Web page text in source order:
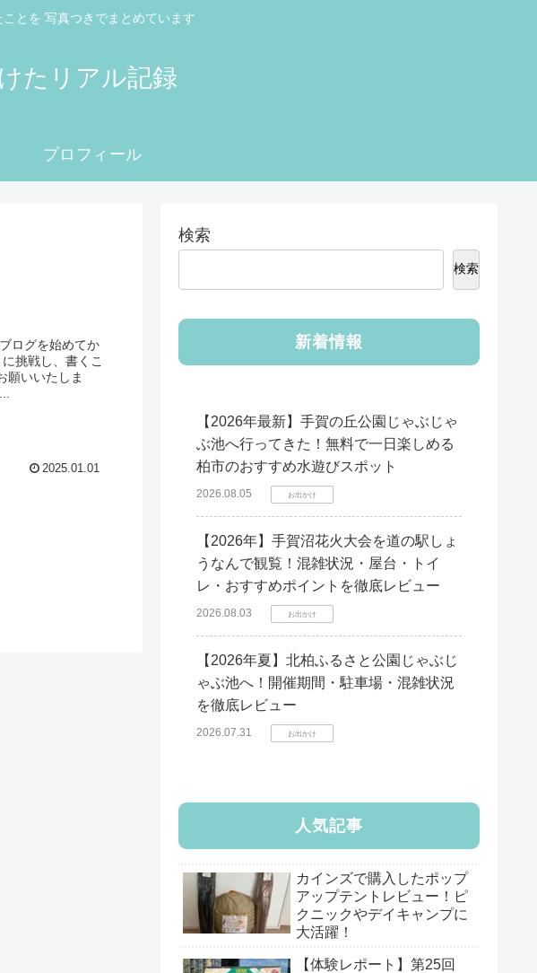
とを 写真つきでまとめています
たリアル記録
プロフィール
ログを始めてか
挑戦し、書くこ
願いいたしま
2025.01.01
検索
検索
新着情報
【2026年最新】手賀の丘公園じゃぶじゃ
ぶ池へ行ってきた！無料で一日楽しめる
柏市のおすすめ水遊びスポット
2026.08.05 お出かけ
【2026年】手賀沼花火大会を道の駅しょ
うなんで観覧！混雑状況・屋台・トイ
レ・おすすめポイントを徹底レビュー
2026.08.03 お出かけ
【2026年夏】北柏ふるさと公園じゃぶじ
ゃぶ池へ！開催期間・駐車場・混雑状況
を徹底レビュー
2026.07.31 お出かけ
人気記事
カインズで購入したポップ
アップテントレビュー！ピ
クニックやデイキャンプに
大活躍！
【体験レポート】第25回